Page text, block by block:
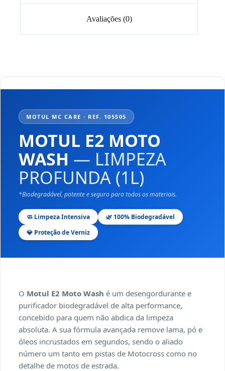
Avaliações (0)
MOTUL MC CARE · REF. 105505
MOTUL E2 MOTO
WASH — LIMPEZA
PROFUNDA (1L)
*Biodegradável, potente e seguro para todos os materiais.
🧼 Limpeza Intensiva
🌿 100% Biodegradável
💎 Proteção de Verniz
O Motul E2 Moto Wash é um desengordurante e
purificador biodegradável de alta performance,
concebido para quem não abdica da limpeza
absoluta. A sua fórmula avançada remove lama, pó e
óleos incrustados em segundos, sendo o aliado
número um tanto em pistas de Motocross como no
detalhe de motos de estrada.